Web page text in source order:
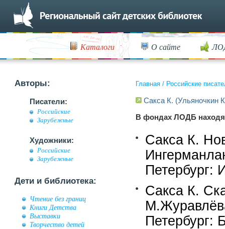
Каталоги О сайте
Авторы:
Писатели:
Российские
Зарубежные
Художники:
Российские
Зарубежные
Дети и библиотека:
Чтение без границ
Книги Детства
Выставки
Творчество детей
Главная / Российские
Сакса К. (Ульяночкин
В фондах ЛОДБ
Сакса К.
Петербург:
Сакса К.
Петербург: